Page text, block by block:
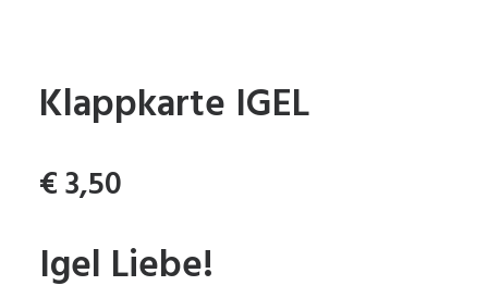
Klappkarte IGEL
€3,50
Igel Liebe!